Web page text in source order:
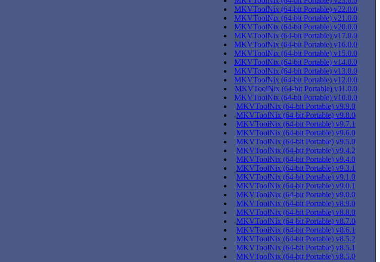
MKVToolNix (64-bit Portable) v22.0.0
MKVToolNix (64-bit Portable) v21.0.0
MKVToolNix (64-bit Portable) v20.0.0
MKVToolNix (64-bit Portable) v17.0.0
MKVToolNix (64-bit Portable) v16.0.0
MKVToolNix (64-bit Portable) v15.0.0
MKVToolNix (64-bit Portable) v14.0.0
MKVToolNix (64-bit Portable) v13.0.0
MKVToolNix (64-bit Portable) v12.0.0
MKVToolNix (64-bit Portable) v11.0.0
MKVToolNix (64-bit Portable) v10.0.0
MKVToolNix (64-bit Portable) v9.9.0
MKVToolNix (64-bit Portable) v9.8.0
MKVToolNix (64-bit Portable) v9.7.1
MKVToolNix (64-bit Portable) v9.6.0
MKVToolNix (64-bit Portable) v9.5.0
MKVToolNix (64-bit Portable) v9.4.2
MKVToolNix (64-bit Portable) v9.4.0
MKVToolNix (64-bit Portable) v9.3.1
MKVToolNix (64-bit Portable) v9.1.0
MKVToolNix (64-bit Portable) v9.0.1
MKVToolNix (64-bit Portable) v9.0.0
MKVToolNix (64-bit Portable) v8.9.0
MKVToolNix (64-bit Portable) v8.8.0
MKVToolNix (64-bit Portable) v8.7.0
MKVToolNix (64-bit Portable) v8.6.1
MKVToolNix (64-bit Portable) v8.5.2
MKVToolNix (64-bit Portable) v8.5.1
MKVToolNix (64-bit Portable) v8.5.0